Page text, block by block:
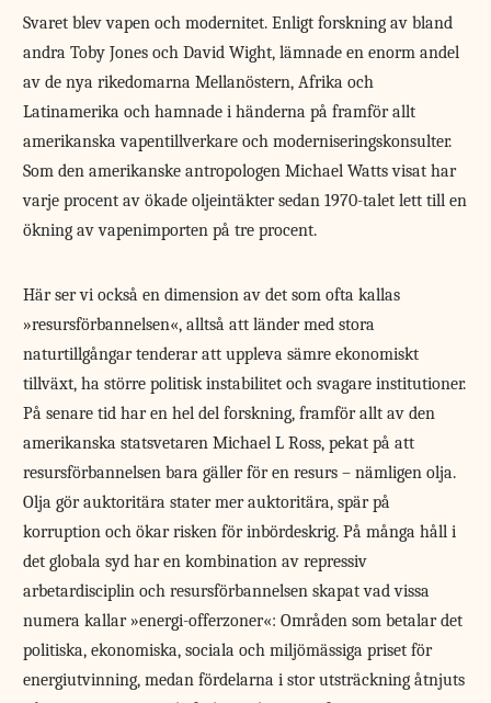
Svaret blev vapen och modernitet. Enligt forskning av bland
andra Toby Jones och David Wight, lämnade en enorm andel
av de nya rikedomarna Mellanöstern, Afrika och
Latinamerika och hamnade i händerna på framför allt
amerikanska vapentillverkare och moderniseringskonsulter.
Som den amerikanske antropologen Michael Watts visat har
varje procent av ökade oljeintäkter sedan 1970-talet lett till en
ökning av vapenimporten på tre procent.
Här ser vi också en dimension av det som ofta kallas
»resursförbannelsen«, alltså att länder med stora
naturtillgångar tenderar att uppleva sämre ekonomiskt
tillväxt, ha större politisk instabilitet och svagare institutioner.
På senare tid har en hel del forskning, framför allt av den
amerikanska statsvetaren Michael L Ross, pekat på att
resursförbannelsen bara gäller för en resurs – nämligen olja.
Olja gör auktoritära stater mer auktoritära, spär på
korruption och ökar risken för inbördeskrig. På många håll i
det globala syd har en kombination av repressiv
arbetardisciplin och resursförbannelsen skapat vad vissa
numera kallar »energi-offerzoner«: Områden som betalar det
politiska, ekonomiska, sociala och miljömässiga priset för
energiutvinning, medan fördelarna i stor utsträckning åtnjuts